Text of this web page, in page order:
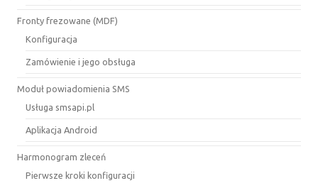
Fronty frezowane (MDF)
Konfiguracja
Zamówienie i jego obsługa
Moduł powiadomienia SMS
Usługa smsapi.pl
Aplikacja Android
Harmonogram zleceń
Pierwsze kroki konfiguracji